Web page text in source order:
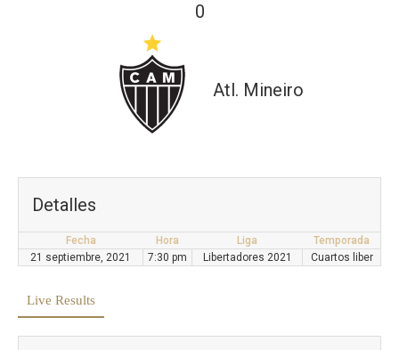
0
Atl. Mineiro
Detalles
Fecha Hora Liga
Temporada
21 septiembre, 2021
7:30 pm Libertadores 2021 Cuartos liber
Live Results